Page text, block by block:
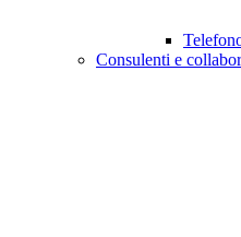
Consulenti e